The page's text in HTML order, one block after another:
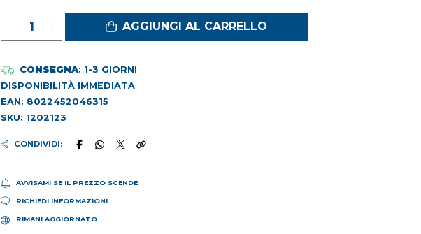
AGGIUNGI AL CARRELLO
CONSEGNA: 1-3 GIORNI
DISPONIBILITÀ IMMEDIATA
EAN: 8022452046315
SKU: 1202123
CONDIVIDI:
AVVISAMI SE IL PREZZO SCENDE
RICHIEDI INFORMAZIONI
RIMANI AGGIORNATO